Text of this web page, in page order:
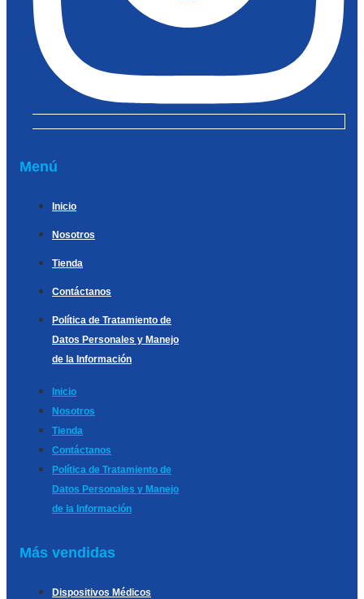
Menú
Inicio
Nosotros
Tienda
Contáctanos
Política de Tratamiento de
Datos Personales y Manejo
de la Información
Inicio
Nosotros
Tienda
Contáctanos
Política de Tratamiento de
Datos Personales y Manejo
de la Información
Más vendidas
Dispositivos Médicos